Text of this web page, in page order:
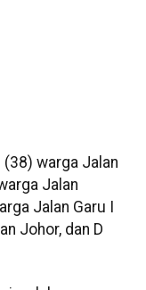
warga Jalan
Jalan
Jalan Garu I
Johor, dan D